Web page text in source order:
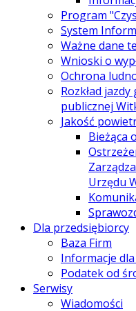
Program
System
Ważne dane
Wnioski o
Ochrona
Rozkład
publicznej
Jakość
Bieżąca
Urzędu
Dla przedsiębiorcy
Baza Firm
Informacje
Podatek od
Serwisy
Wiadomości